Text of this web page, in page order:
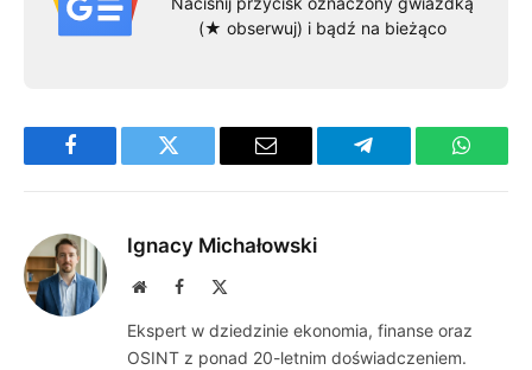
(★ obserwuj) i bądź na bieżąco
Facebook Twitter Email Telegram
Ignacy Michałowski
WebsiteFacebook
Ekspert w dziedzinie ekonomia, finanse oraz
OSINT z ponad 20-letnim doświadczeniem.